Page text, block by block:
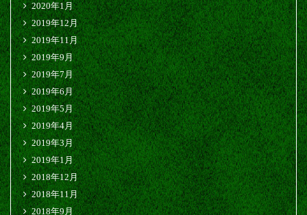
2020年1月
2019年12月
2019年11月
2019年9月
2019年7月
2019年6月
2019年5月
2019年4月
2019年3月
2019年1月
2018年12月
2018年11月
2018年9月